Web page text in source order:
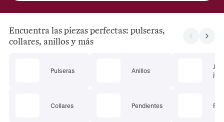
Encuentra las piezas perfectas: pulseras,
collares, anillos y más
Pulseras
Collares
Anillos
Pendientes